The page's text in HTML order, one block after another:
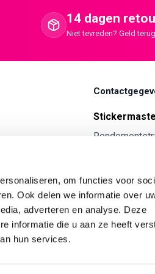
om functies voor
Ook delen we informatie over
adverteren en analyse. Deze
informatie die u aan ze heeft
hun services.
14 dagen
Niet tevreden? Geld
KVK:71793437
BTW nr: